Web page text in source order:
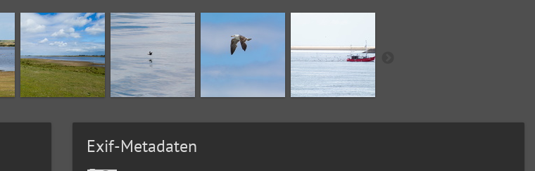
Exif-Metadaten